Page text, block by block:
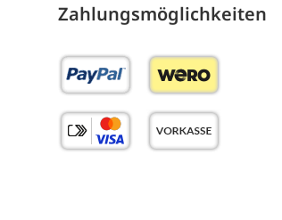
Zahlungs­möglich­keiten